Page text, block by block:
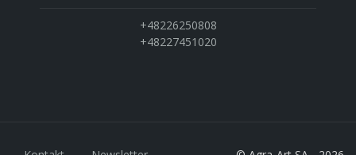
+48226250808
+48227451020